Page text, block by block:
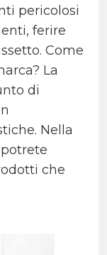
pericolosi
ferire
Come
La
di
Nella
che